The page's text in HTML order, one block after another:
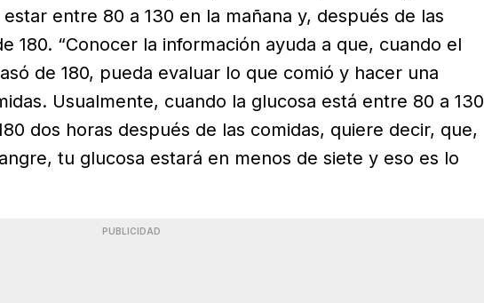
entre 80 a 130 en la mañana y, después de las
180. “Conocer la información ayuda a que, cuando el
de 180, pueda evaluar lo que comió y hacer una
Usualmente, cuando la glucosa está entre 80 a 130
dos horas después de las comidas, quiere decir, que,
tu glucosa estará en menos de siete y eso es lo
PUBLICIDAD